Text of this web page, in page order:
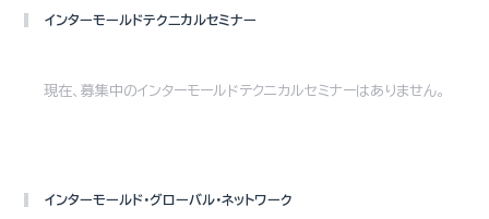
インターモールドテクニカルセミナー
現在、募集中のインターモールドテクニカルセミナーはありません。
インターモールド・グローバル・ネットワーク